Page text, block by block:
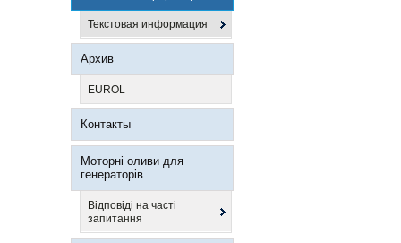
Текстовая информация
Архив
EUROL
Контакты
Моторні оливи для
генераторів
Відповіді на часті
запитання